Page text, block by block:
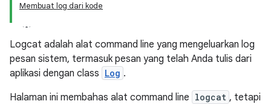
Membuat log dari kode
Logcat adalah alat command line yang mengeluarkan log
pesan sistem, termasuk pesan yang telah Anda tulis dari
aplikasi dengan class Log .
Halaman ini membahas alat command line logcat , tetapi